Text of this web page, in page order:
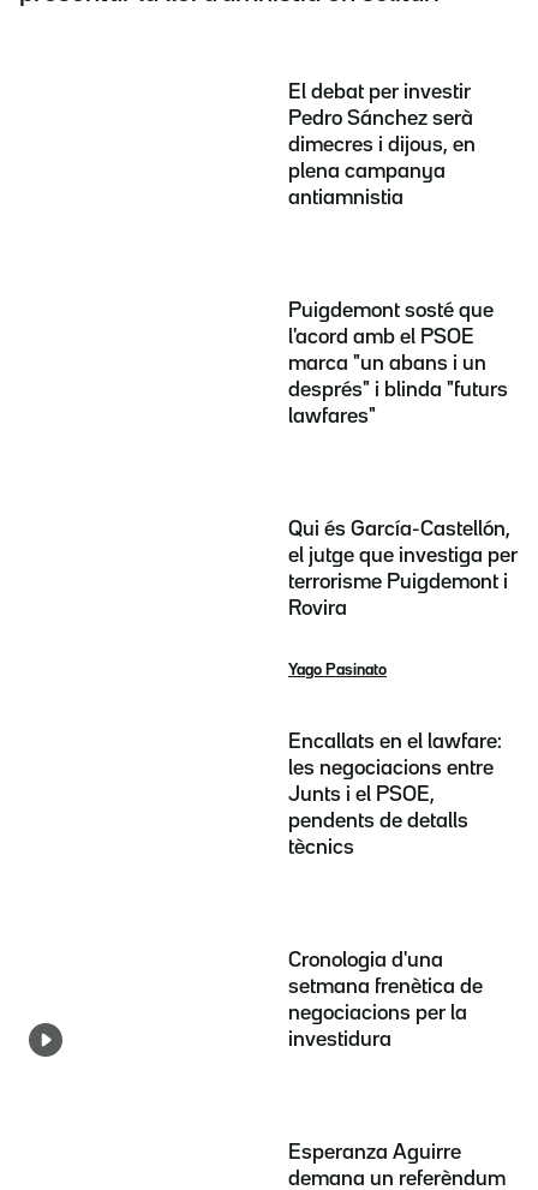
El debat per investir
Pedro Sánchez serà
dimecres i dijous, en
plena campanya
antiamnistia
Puigdemont sosté que
l'acord amb el PSOE
marca "un abans i un
després" i blinda "futurs
lawfares"
Qui és García-Castellón,
el jutge que investiga per
terrorisme Puigdemont i
Rovira
Yago Pasinato
Encallats en el lawfare:
les negociacions entre
Junts i el PSOE,
pendents de detalls
tècnics
Cronologia d'una
setmana frenètica de
negociacions per la
investidura
Esperanza Aguirre
demana un referèndum